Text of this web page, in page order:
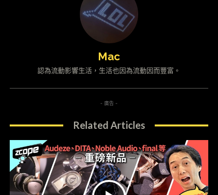
Mac
認為流動影響生活，生活也因為流動因而豐富。
- 廣告 -
Related Articles